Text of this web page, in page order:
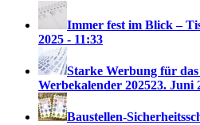
Immer fest im Blick –
2025 - 11:33
Starke Werbung für
Werbekalender 202523. Juni
Baustellen-